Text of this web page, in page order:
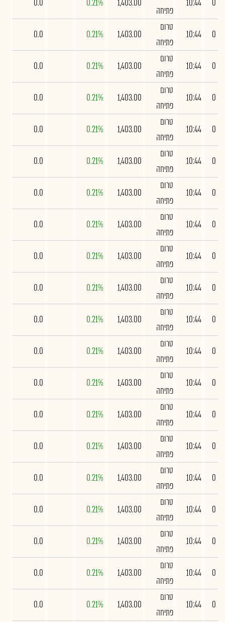
0
10:44
פתיחה
1,403.00
0.21%
0.0
0
10:44
טרום
פתיחה
1,403.00
0.21%
0.0
0
10:44
טרום
פתיחה
1,403.00
0.21%
0.0
0
10:44
טרום
פתיחה
1,403.00
0.21%
0.0
0
10:44
טרום
פתיחה
1,403.00
0.21%
0.0
0
10:44
טרום
פתיחה
1,403.00
0.21%
0.0
0
10:44
טרום
פתיחה
1,403.00
0.21%
0.0
0
10:44
טרום
פתיחה
1,403.00
0.21%
0.0
0
10:44
טרום
פתיחה
1,403.00
0.21%
0.0
0
10:44
טרום
פתיחה
1,403.00
0.21%
0.0
0
10:44
טרום
פתיחה
1,403.00
0.21%
0.0
0
10:44
טרום
פתיחה
1,403.00
0.21%
0.0
0
10:44
טרום
פתיחה
1,403.00
0.21%
0.0
0
10:44
טרום
פתיחה
1,403.00
0.21%
0.0
0
10:44
טרום
פתיחה
1,403.00
0.21%
0.0
0
10:44
טרום
פתיחה
1,403.00
0.21%
0.0
0
10:44
טרום
פתיחה
1,403.00
0.21%
0.0
0
10:44
טרום
פתיחה
1,403.00
0.21%
0.0
0
10:44
טרום
פתיחה
1,403.00
0.21%
0.0
0
10:44
טרום
פתיחה
1,403.00
0.21%
0.0